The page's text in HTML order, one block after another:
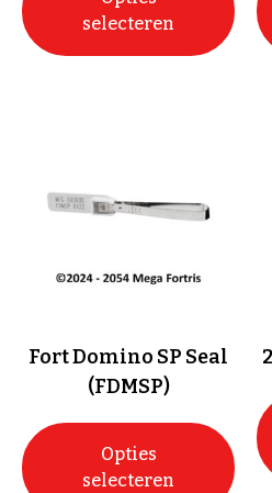
selecteren
Fort Domino SP Seal
(FDMSP)
Opties
selecteren